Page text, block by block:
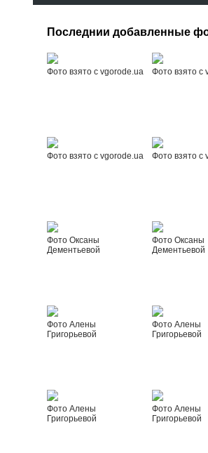
Последнии добавленные
Фото взято с vgorode.ua Фото взято с
Фото взято с vgorode.ua Фото взято с
Фото Оксаны
Дементьевой
Фото Оксаны
Дементьевой
Фото Алены
Григорьевой
Фото Алены
Григорьевой
Фото Алены
Григорьевой
Фото Алены
Григорьевой